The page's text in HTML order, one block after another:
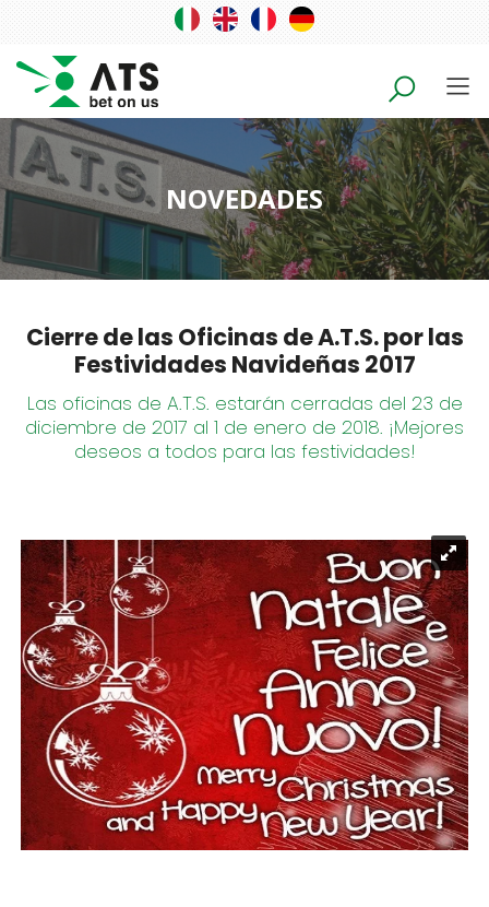
NOVEDADES
Cierre de las Oficinas de A.T.S. por las
Festividades Navideñas 2017
Las oficinas de A.T.S. estarán cerradas del 23 de
diciembre de 2017 al 1 de enero de 2018. ¡Mejores
deseos a todos para las festividades!